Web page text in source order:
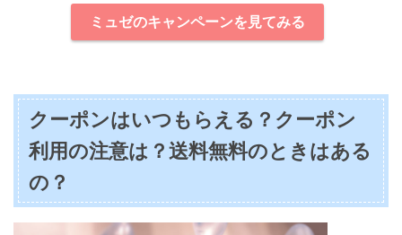
ミュゼのキャンペーンを見てみる
クーポンはいつもらえる？クーポン
利用の注意は？送料無料のときはある
の？